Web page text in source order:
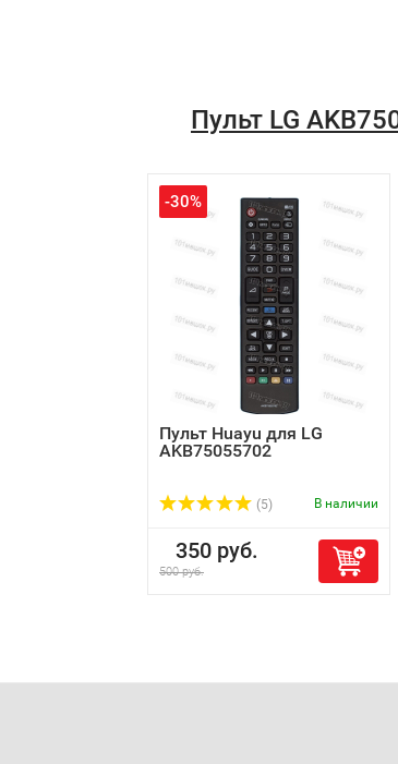
Пульт LG
-30%
Пульт Huayu для LG
AKB75055702
(5) В наличии
350 руб.
500 руб.